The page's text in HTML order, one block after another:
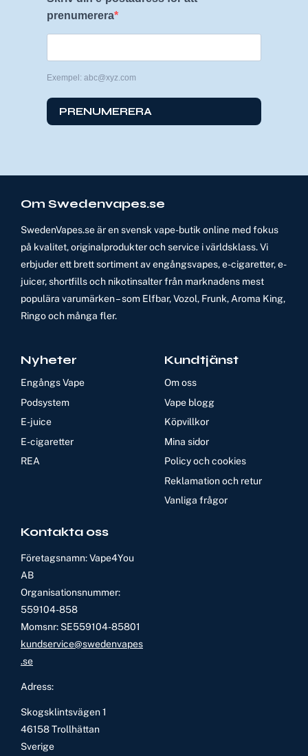
prenumerera
Exempel: abc@xyz.com
PRENUMERERA
Om Swedenvapes.se
SwedenVapes.se är en svensk vape-butik online med fokus
på kvalitet, originalprodukter och service i världsklass. Vi
erbjuder ett brett sortiment av engångsvapes, e-cigaretter, e-
juicer, shortfills och nikotinsalter från marknadens mest
populära varumärken – som Elfbar, Vozol, Frunk, Aroma King,
Ringo och många fler.
Nyheter
Engångs Vape
Podsystem
E-juice
E-cigaretter
REA
Kundtjänst
Om oss
Vape blogg
Köpvillkor
Mina sidor
Policy och cookies
Reklamation och retur
Vanliga frågor
Kontakta oss
Företagsnamn: Vape4You
AB
Organisationsnummer:
559104-858
Momsnr: SE559104-85801
kundservice@swedenvapes
.se
Adress:
Skogsklintsvägen 1
46158 Trollhättan
Sverige